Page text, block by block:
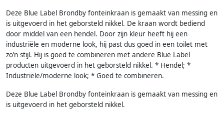
Deze Blue Label Brondby fonteinkraan is gemaakt van messing en
is uitgevoerd in het geborsteld nikkel. De kraan wordt bediend
door middel van een hendel. Door zijn kleur heeft hij een
industriële en moderne look, hij past dus goed in een toilet met
zo’n stijl. Hij is goed te combineren met andere Blue Label
producten uitgevoerd in het geborsteld nikkel. * Hendel; *
Industriële/moderne look; * Goed te combineren.
Deze Blue Label Brondby fonteinkraan is gemaakt van messing en
is uitgevoerd in het geborsteld nikkel.